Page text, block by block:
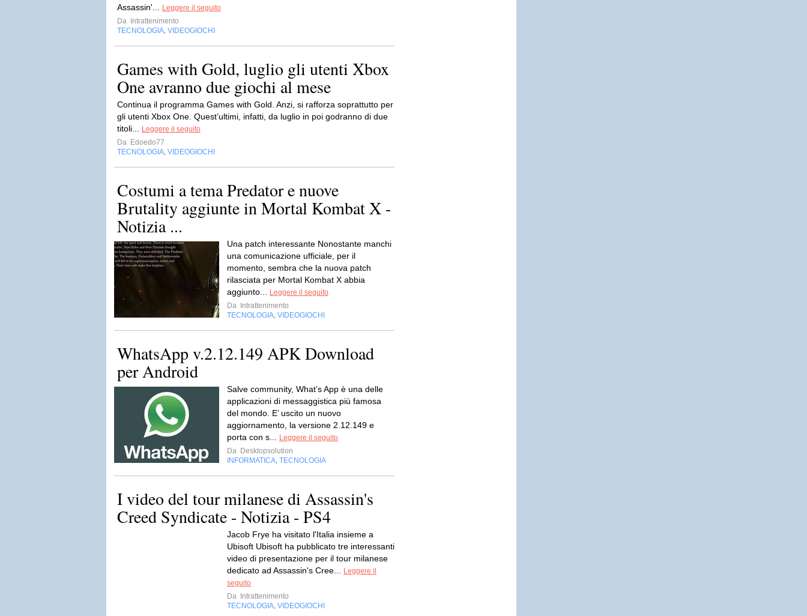
Assassin'...
Leggere il seguito
Da
Intrattenimento
TECNOLOGIA VIDEOGIOCHI
Games with Gold, luglio gli utenti Xbox
One avranno due giochi al mese
Continua il programma Games with Gold. Anzi, si rafforza soprattutto per
gli utenti Xbox One. Quest’ultimi, infatti, da luglio in poi godranno di due
titoli...
Leggere il seguito
Da Edoedo77
TECNOLOGIA VIDEOGIOCHI
Costumi a tema Predator e nuove
Brutality aggiunte in Mortal Kombat X -
Notizia ...
Una patch interessante Nonostante manchi
una comunicazione ufficiale, per il
momento, sembra che la nuova patch
rilasciata per Mortal Kombat X abbia
aggiunto...
Leggere il seguito
Da
Intrattenimento
TECNOLOGIA VIDEOGIOCHI
WhatsApp v.2.12.149 APK Download
per Android
Salve community, What’s App è una delle
applicazioni di messaggistica più famosa
del mondo. E’ uscito un nuovo
aggiornamento, la versione 2.12.149 e
porta con s...
Leggere il seguito
Da Desktopsolution
INFORMATICA TECNOLOGIA
I video del tour milanese di Assassin's
Creed Syndicate - Notizia - PS4
Jacob Frye ha visitato l'Italia insieme a
Ubisoft Ubisoft ha pubblicato tre interessanti
video di presentazione per il tour milanese
dedicato ad Assassin's Cree...
Leggere il
seguito
Da
Intrattenimento
TECNOLOGIA VIDEOGIOCHI